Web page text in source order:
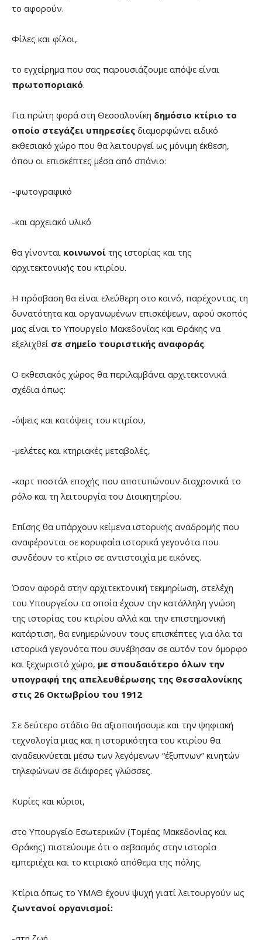
το αφορούν.
Φίλες και φίλοι,
το εγχείρημα που σας παρουσιάζουμε απόψε είναι
πρωτοποριακό.
Για πρώτη φορά στη Θεσσαλονίκη δημόσιο κτίριο το
οποίο στεγάζει υπηρεσίες διαμορφώνει ειδικό
εκθεσιακό χώρο που θα λειτουργεί ως μόνιμη έκθεση,
όπου οι επισκέπτες μέσα από σπάνιο:
-φωτογραφικό
-και αρχειακό υλικό
θα γίνονται κοινωνοί της ιστορίας και της
αρχιτεκτονικής του κτιρίου.
Η πρόσβαση θα είναι ελεύθερη στο κοινό, παρέχοντας τη
δυνατότητα και οργανωμένων επισκέψεων, αφού σκοπός
μας είναι το Υπουργείο Μακεδονίας και Θράκης να
εξελιχθεί σε σημείο τουριστικής αναφοράς.
Ο εκθεσιακός χώρος θα περιλαμβάνει αρχιτεκτονικά
σχέδια όπως:
-όψεις και κατόψεις του κτιρίου,
-μελέτες και κτηριακές μεταβολές,
-καρτ ποστάλ εποχής που αποτυπώνουν διαχρονικά το
ρόλο και τη λειτουργία του Διοικητηρίου.
Επίσης θα υπάρχουν κείμενα ιστορικής αναδρομής που
αναφέρονται σε κορυφαία ιστορικά γεγονότα που
συνδέουν το κτίριο σε αντιστοιχία με εικόνες.
Όσον αφορά στην αρχιτεκτονική τεκμηρίωση, στελέχη
του Υπουργείου τα οποία έχουν την κατάλληλη γνώση
της ιστορίας του κτιρίου αλλά και την επιστημονική
κατάρτιση, θα ενημερώνουν τους επισκέπτες για όλα τα
ιστορικά γεγονότα που συνέβησαν σε αυτόν τον όμορφο
και ξεχωριστό χώρο, με σπουδαιότερο όλων την
υπογραφή της απελευθέρωσης της Θεσσαλονίκης
στις 26 Οκτωβρίου του 1912.
Σε δεύτερο στάδιο θα αξιοποιήσουμε και την ψηφιακή
τεχνολογία μιας και η ιστορικότητα του κτιρίου θα
αναδεικνύεται μέσω των λεγόμενων “έξυπνων” κινητών
τηλεφώνων σε διάφορες γλώσσες.
Κυρίες και κύριοι,
στο Υπουργείο Εσωτερικών (Τομέας Μακεδονίας και
Θράκης) πιστεύουμε ότι ο σεβασμός στην ιστορία
εμπεριέχει και το κτιριακό απόθεμα της πόλης.
Κτίρια όπως το ΥΜΑΘ έχουν ψυχή γιατί λειτουργούν ως
ζωντανοί οργανισμοί: